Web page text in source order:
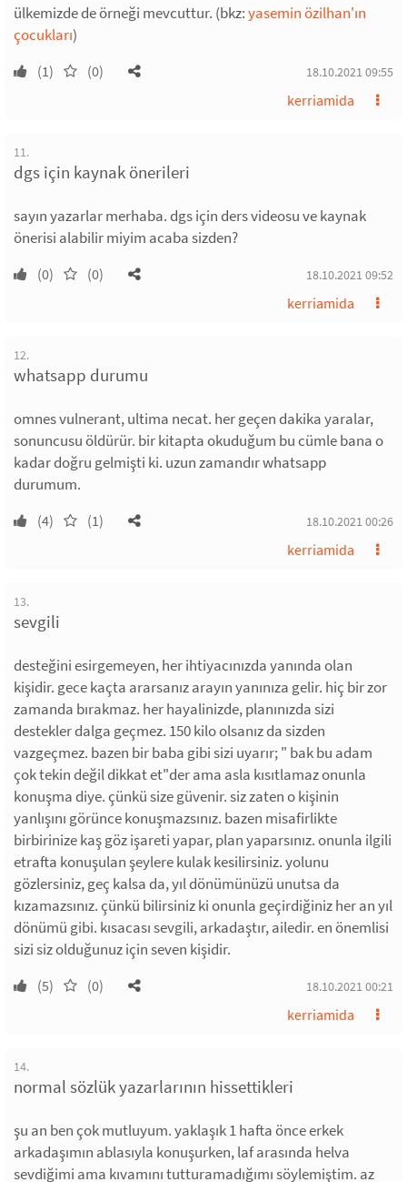
ülkemizde de örneği mevcuttur. (bkz:yasemin özilhan'ın
çocukları)
(1) (0) 18.10.2021 09:55
kerriamida
11.
dgs için kaynak önerileri
sayın yazarlar merhaba. dgs için ders videosu ve kaynak
önerisi alabilir miyim acaba sizden?
(0) (0) 18.10.2021 09:52
kerriamida
12.
whatsapp durumu
omnes vulnerant, ultima necat. her geçen dakika yaralar,
sonuncusu öldürür. bir kitapta okuduğum bu cümle bana o
kadar doğru gelmişti ki. uzun zamandır whatsapp
durumum.
(4) (1) 18.10.2021 00:26
kerriamida
13.
sevgili
desteğini esirgemeyen, her ihtiyacınızda yanında olan
kişidir. gece kaçta ararsanız arayın yanınıza gelir. hiç bir zor
zamanda bırakmaz. her hayalinizde, planınızda sizi
destekler dalga geçmez. 150 kilo olsanız da sizden
vazgeçmez. bazen bir baba gibi sizi uyarır; " bak bu adam
çok tekin değil dikkat et"der ama asla kısıtlamaz onunla
konuşma diye. çünkü size güvenir. siz zaten o kişinin
yanlışını görünce konuşmazsınız. bazen misafirlikte
birbirinize kaş göz işareti yapar, plan yaparsınız. onunla ilgili
etrafta konuşulan şeylere kulak kesilirsiniz. yolunu
gözlersiniz, geç kalsa da, yıl dönümünüzü unutsa da
kızamazsınız. çünkü bilirsiniz ki onunla geçirdiğiniz her an yıl
dönümü gibi. kısacası sevgili, arkadaştır, ailedir. en önemlisi
sizi siz olduğunuz için seven kişidir.
(5) (0) 18.10.2021 00:21
kerriamida
14.
normal sözlük yazarlarının hissettikleri
şu an ben çok mutluyum. yaklaşık 1 hafta önce erkek
arkadaşımın ablasıyla konuşurken, laf arasında helva
sevdiğimi ama kıvamını tutturamadığımı söylemiştim. az